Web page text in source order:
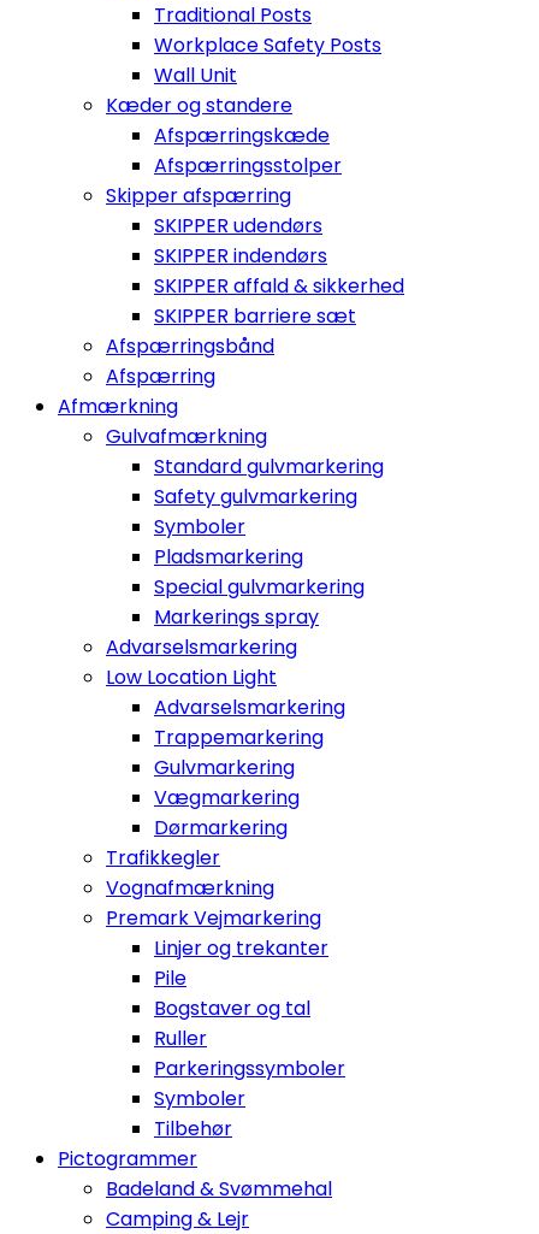
Traditional Posts
Workplace Safety Posts
Wall Unit
Kæder og standere
Afspærringskæde
Afspærringsstolper
Skipper afspærring
SKIPPER udendørs
SKIPPER indendørs
SKIPPER affald & sikkerhed
SKIPPER barriere sæt
Afspærringsbånd
Afspærring
Afmærkning
Gulvafmærkning
Standard gulvmarkering
Safety gulvmarkering
Symboler
Pladsmarkering
Special gulvmarkering
Markerings spray
Advarselsmarkering
Low Location Light
Advarselsmarkering
Trappemarkering
Gulvmarkering
Vægmarkering
Dørmarkering
Trafikkegler
Vognafmærkning
Premark Vejmarkering
Linjer og trekanter
Pile
Bogstaver og tal
Ruller
Parkeringssymboler
Symboler
Tilbehør
Pictogrammer
Badeland & Svømmehal
Camping & Lejr